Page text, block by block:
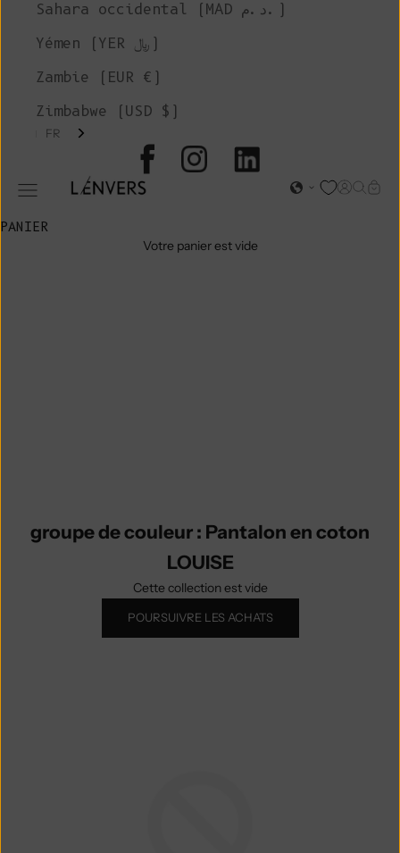
L'ENVERS
Ouvrir le menu de navigation Page
Sahara occidental (MAD د.م.)
Yémen (YER ﷼)
Zambie (EUR €)
Zimbabwe (USD $)
FR
PANIER
Votre panier est vide
groupe de couleur : Pantalon en coton
LOUISE
Cette collection est vide
POURSUIVRE LES ACHATS